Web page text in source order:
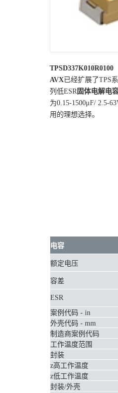
TPSD337K010R0100
AVX已经扩展了TPS
列低ESR固体电解电
为0.15-1500μF/ 2.5-
用的理想选择。
电容
额定电压
容差
ESR
案例代码 - in
外壳代码 - mm
制造商案例代码
工作温度范围
封装
z高工作温度
z低工作温度
封装/外壳